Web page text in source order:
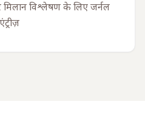
विश्लेषण के लिए जर्नल
एंट्रीज़